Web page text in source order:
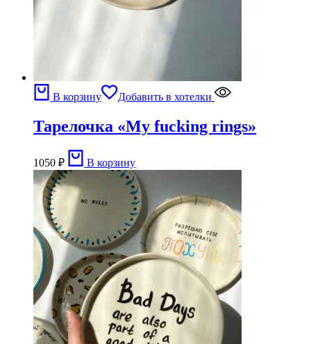
В корзину Добавить в хотелки
Тарелочка «My fucking rings»
1050 ₽ В корзину